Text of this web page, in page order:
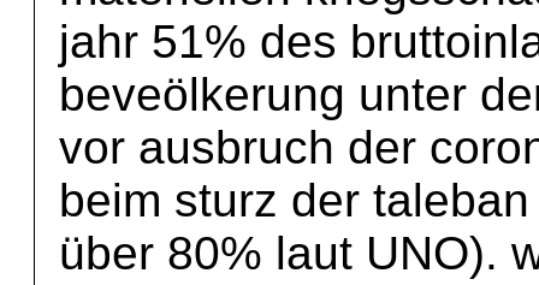
jahr 51% des
beveölkerung unter
vor ausbruch der
beim sturz der
über 80% laut UNO).